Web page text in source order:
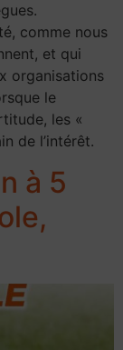
comme nous
et qui
organisations
le
les «
de l’intérêt.
à 5